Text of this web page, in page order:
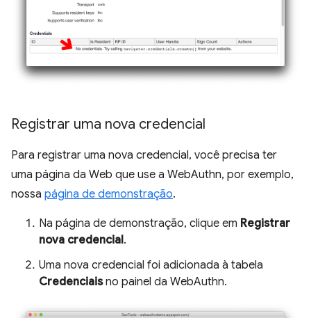
Registrar uma nova credencial
Para registrar uma nova credencial, você precisa ter
uma página da Web que use a WebAuthn, por exemplo,
nossa página de demonstração.
Na página de demonstração, clique em Registrar
nova credencial.
Uma nova credencial foi adicionada à tabela
Credenciaisno painel da WebAuthn.